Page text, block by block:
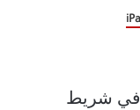
بدلاً من ذلك ، انقر فوق FaceTime في شريط